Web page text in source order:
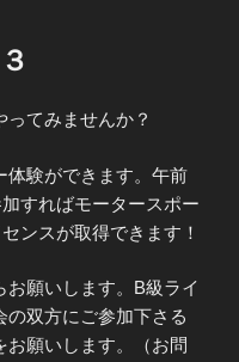
てみませんか？
体験ができます。午前
すればモータースポー
ンスが取得できます！
願いします。B級ライ
の双方にご参加下さる
お願いします。（お問